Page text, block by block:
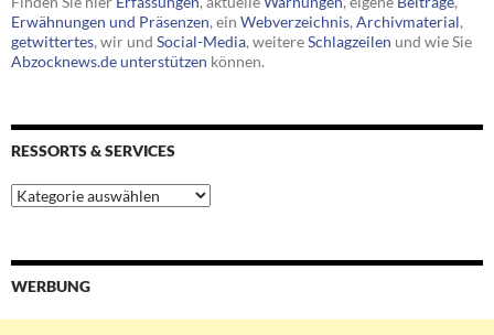
Erwähnungen und Präsenzen, ein Webverzeichnis, Archivmaterial,
getwittertes, wir und Social-Media, weitereSchlagzeilen und wie Sie
Abzocknews.de unterstützen können.
RESSORTS & SERVICES
Ressorts
&
WERBUNG